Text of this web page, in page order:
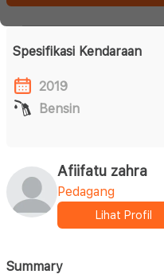
Spesifikasi Kendaraan
2019
Bensin
Afiifatu zahra
Pedagang
Lihat Profil
Summary